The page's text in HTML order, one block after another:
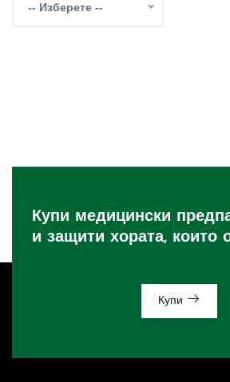
-- Изберете --
Купи медицински
и защити хората, които
Купи